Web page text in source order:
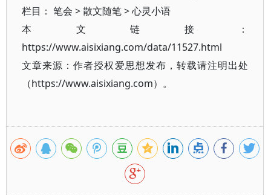
栏目： 笔会 >散文随笔>心灵小语
本文链接：
https://www.aisixiang.com/data/11527.html
文章来源：作者授权爱思想发布，转载请注明出处
（https://www.aisixiang.com）。